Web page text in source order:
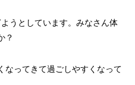
うとしています。みなさん体
？
なってきて過ごしやすくなって